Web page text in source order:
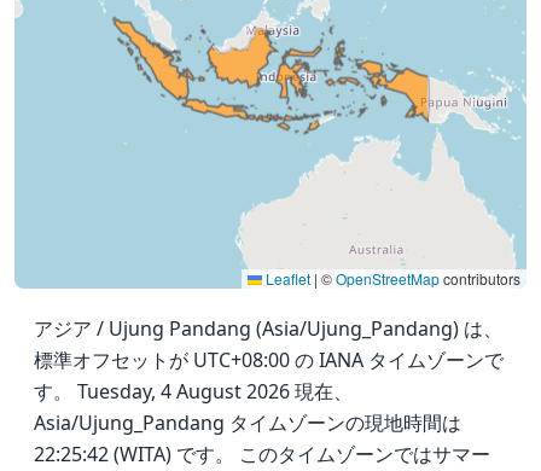
Leaflet | ©OpenStreetMapcontributors
アジア / Ujung Pandang (Asia/Ujung_Pandang) は、
標準オフセットが UTC+08:00 の IANA タイムゾーンで
す。 Tuesday, 4 August 2026 現在、
Asia/Ujung_Pandang タイムゾーンの現地時間は
22:25:42 (WITA) です。 このタイムゾーンではサマー